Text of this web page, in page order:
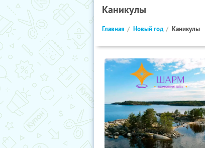
Каникулы
Главная Новый год Каникулы